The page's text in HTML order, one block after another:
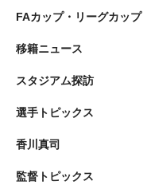
FAカップ・リーグカップ
移籍ニュース
スタジアム探訪
選手トピックス
香川真司
監督トピックス